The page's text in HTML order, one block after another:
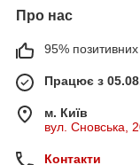
Про нас
95% позитивних
Працює з
м. Київ
вул. Сновська,
Контакти